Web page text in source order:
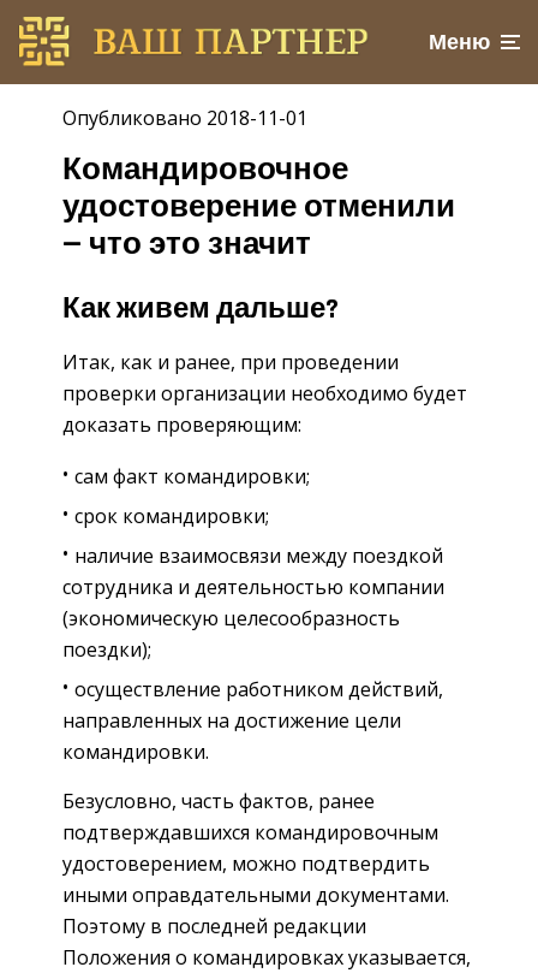
Меню
Опубликовано 2018-11-01
Командировочное
удостоверение отменили
— что это значит
Как живем дальше?
Итак, как и ранее, при проведении
проверки организации необходимо будет
доказать проверяющим:
сам факт командировки;
срок командировки;
наличие взаимосвязи между поездкой
сотрудника и деятельностью компании
(экономическую целесообразность
поездки);
осуществление работником действий,
направленных на достижение цели
командировки.
Безусловно, часть фактов, ранее
подтверждавшихся командировочным
удостоверением, можно подтвердить
иными оправдательными документами.
Поэтому в последней редакции
Положения о командировках указывается,